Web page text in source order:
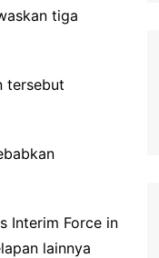
tiga
tersebut
Interim Force in
lainnya